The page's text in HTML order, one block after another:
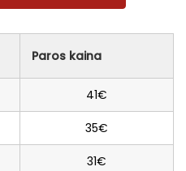
Paros kaina
41€
35€
31€